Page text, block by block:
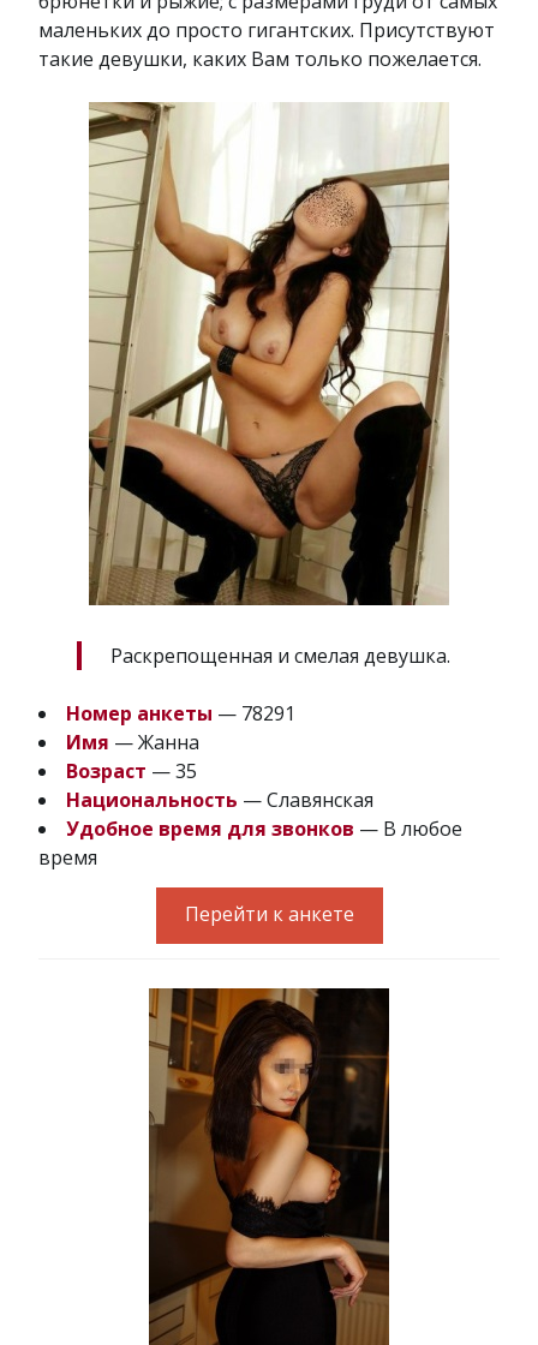
маленьких до просто гигантских. Присутствуют
такие девушки, каких Вам только пожелается.
Раскрепощенная и смелая девушка.
Номер анкеты — 78291
Имя — Жанна
Возраст — 35
Национальность — Славянская
Удобное время для звонков — В любое
время
Перейти к анкете